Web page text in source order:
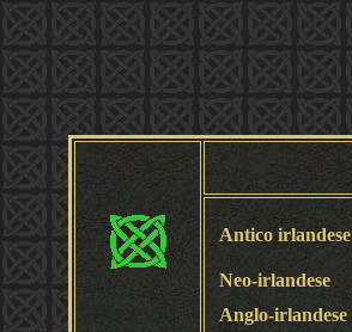
Antico irlandese
Neo-irlandese
Anglo-irlandese